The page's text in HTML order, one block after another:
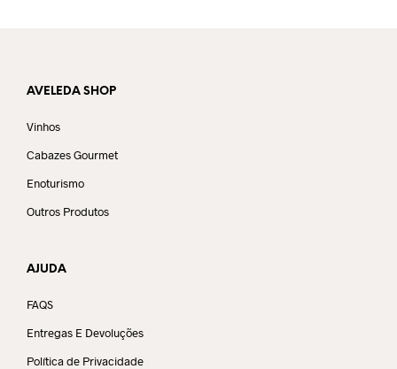
AVELEDA SHOP
Vinhos
Cabazes Gourmet
Enoturismo
Outros Produtos
AJUDA
FAQS
Entregas E Devoluções
Política de Privacidade